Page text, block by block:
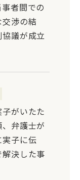
者間での
渉の結
議が成立
がいたた
弁護士が
実子に伝
決した事